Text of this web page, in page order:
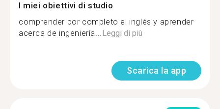
I miei obiettivi di studio
comprender por completo el inglés y aprender
acerca de ingeniería...Leggi di più
Scarica la app